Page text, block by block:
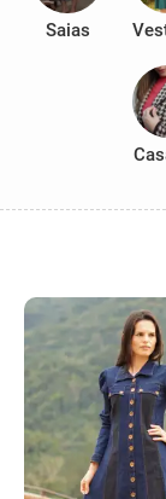
Saias